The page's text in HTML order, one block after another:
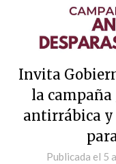
Invita
la
antirrábica y
Publicada el 5